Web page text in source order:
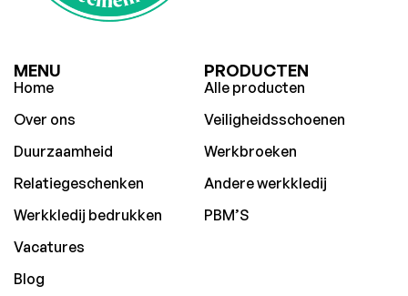
MENU
Home
Over ons
Duurzaamheid
Relatiegeschenken
Werkkledij bedrukken
Vacatures
Blog
PRODUCTEN
Alle producten
Veiligheidsschoenen
Werkbroeken
Andere werkkledij
PBM’S